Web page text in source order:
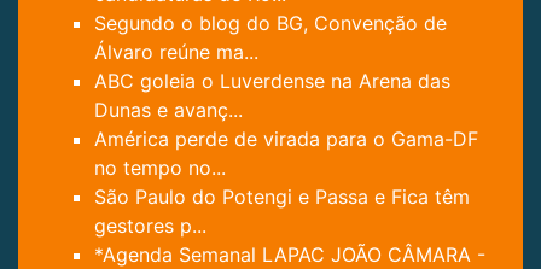
Segundo o blog do BG, Convenção de
Álvaro reúne ma...
ABC goleia o Luverdense na Arena das
Dunas e avanç...
América perde de virada para o Gama-DF
no tempo no...
São Paulo do Potengi e Passa e Fica têm
gestores p...
*Agenda Semanal LAPAC JOÃO CÂMARA -